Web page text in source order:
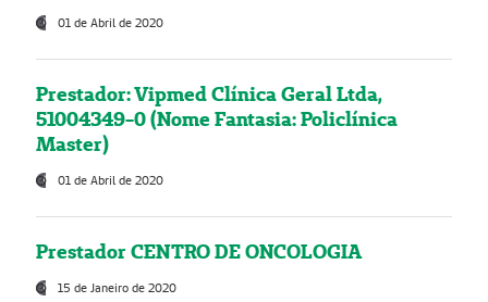
01 de Abril de 2020
Prestador: Vipmed Clínica Geral Ltda,
51004349-0 (Nome Fantasia: Policlínica
Master)
01 de Abril de 2020
Prestador CENTRO DE ONCOLOGIA
15 de Janeiro de 2020